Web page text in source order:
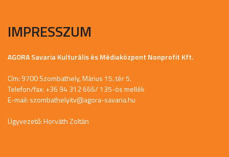
IMPRESSZUM
AGORA Savaria Kulturális és Médiaközpont Nonprofit Kft.
Cím: 9700 Szombathely, Márius 15. tér 5.
Telefon/fax: +36 94 312 666/ 135-ös mellék
E-mail: szombathelyitv@agora-savaria.hu
Ügyvezető: Horváth Zoltán